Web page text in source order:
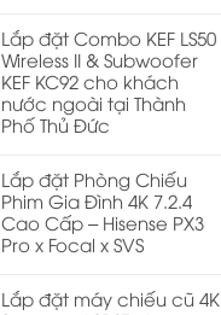
Lắp đặt Combo KEF LS50
Wireless II & Subwoofer
KEF KC92 cho khách
nước ngoài tại Thành
Phố Thủ Đức
Lắp đặt Phòng Chiếu
Phim Gia Đình 4K 7.2.4
Cao Cấp – Hisense PX3
Pro x Focal x SVS
Lắp đặt máy chiếu cũ 4K